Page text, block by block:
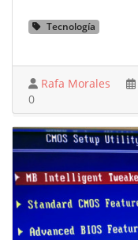
Tecnología
Rafa Morales
0